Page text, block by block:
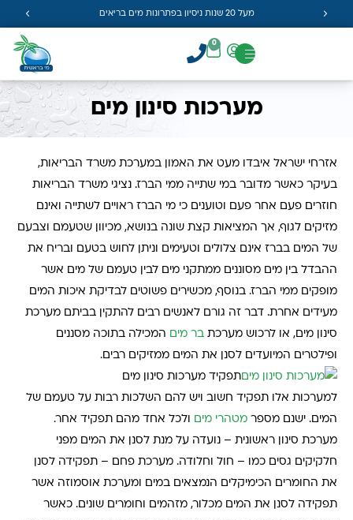
מעל 20 שנות ניסיון בפתרונות מים בריאים
0
מערכות סינון מים
אזרחי ישראל איבדו מעט את האמון במערכת משרד הבריאות,
בעיקר כאשר מדובר במי שתייה ממי הברז. נציגי משרד הבריאות
חוזרים פעם אחר פעם וטוענים כי מי הברז ראויים לשתייה ואינם
מזיקים לגוף, אך המציאות קצת שונה בנושא, מכיוון שטעמם וצבעם
של המים בברז אינם צלולים וטעימים וניתן לחוש בטעם ובריח את
ההבדל בין מים מסוננים ממתקני מים לבין טעמם של מים אשר
מופקים ממי הברז. בנוסף, מכשירים פשוטים לבדיקת איכות המים
מעידים אחרת. דבר זה גורם לאנשים רבים להתקין בביתם מערכת
סינון מים, או לרכוש מערכת בר מים המכילה בתוכה מסננים
ופילטרים המיועדים לסנן את המים ממזיקים רבים.
תפקיד מערכות סינון מים
למערכות אלו תפקיד חשוב ויש להם השלכות רבות על טעמם של
המים. ישנם מספר מטהרי מים ולכל אחד מהם תפקיד אחר.
מערכת סינון ראשונית – נועדה על מנת לסנן את המים מפני
חלקיקים גסים כמו – חול וחלודה. מערכת פחם – תפקידה לסנן
את החומרים הכימיקלים הנמצאים במים ומערכת אוסמוזה אשר
תפקידה לסנן את המים מכלור, מזהמים וחומרים שונים. כאשר